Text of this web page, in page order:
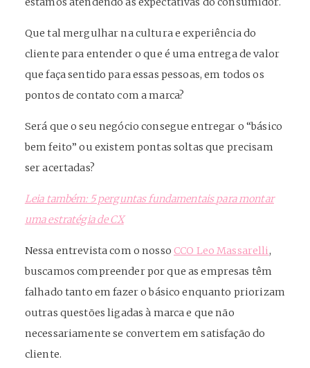
Que tal mergulhar na cultura e experiência do
cliente para entender o que é uma entrega de valor
que faça sentido para essas pessoas, em todos os
pontos de contato com a marca?
Será que o seu negócio consegue entregar o “básico
bem feito” ou existem pontas soltas que precisam
ser acertadas?
Leia também: 5 perguntas fundamentais para montar
uma estratégia de CX
Nessa entrevista com o nossoCCO Leo Massarelli,
buscamos compreender por que as empresas têm
falhado tanto em fazer o básico enquanto priorizam
outras questões ligadas à marca e que não
necessariamente se convertem em satisfação do
cliente.